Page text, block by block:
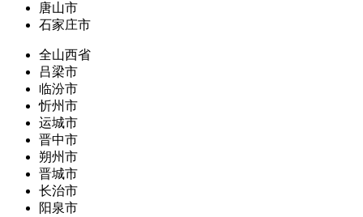
唐山市
石家庄市
全山西省
吕梁市
临汾市
忻州市
运城市
晋中市
朔州市
晋城市
长治市
阳泉市